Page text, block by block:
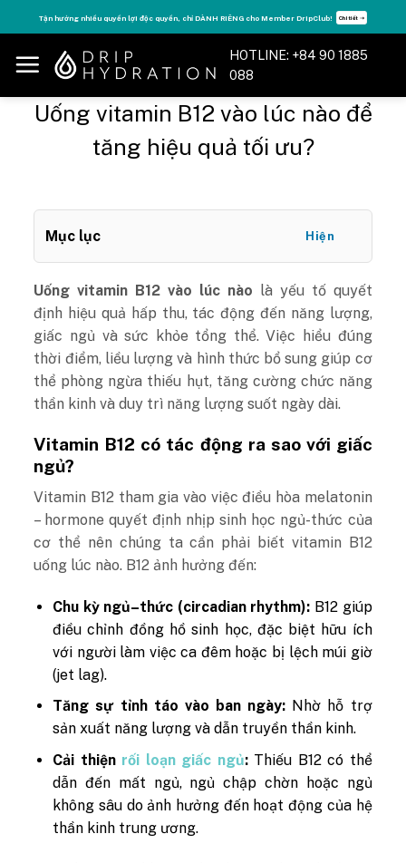
to
content
Tận hưởng nhiều quyền lợi độc quyền, chỉ DÀNH RIÊNG cho Member DripClub! Chi tiết ➝
HOTLINE: +84 90 1885
088
Uống vitamin B12 vào lúc nào để
tăng hiệu quả tối ưu?
Mục lục Hiện
Uống vitamin B12 vào lúc nào là yếu tố quyết
định hiệu quả hấp thu, tác động đến năng lượng,
giấc ngủ và sức khỏe tổng thể. Việc hiểu đúng
thời điểm, liều lượng và hình thức bổ sung giúp cơ
thể phòng ngừa thiếu hụt, tăng cường chức năng
thần kinh và duy trì năng lượng suốt ngày dài.
Vitamin B12 có tác động ra sao với giấc
ngủ?
Vitamin B12 tham gia vào việc điều hòa melatonin
– hormone quyết định nhịp sinh học ngủ-thức của
cơ thể nên chúng ta cần phải biết vitamin B12
uống lúc nào. B12 ảnh hưởng đến:
Chu kỳ ngủ–thức (circadian rhythm): B12 giúp
điều chỉnh đồng hồ sinh học, đặc biệt hữu ích
với người làm việc ca đêm hoặc bị lệch múi giờ
(jet lag).
Tăng sự tỉnh táo vào ban ngày: Nhờ hỗ trợ
sản xuất năng lượng và dẫn truyền thần kinh.
Cải thiện rối loạn giấc ngủ:Thiếu B12 có thể
dẫn đến mất ngủ, ngủ chập chờn hoặc ngủ
không sâu do ảnh hưởng đến hoạt động của hệ
thần kinh trung ương.